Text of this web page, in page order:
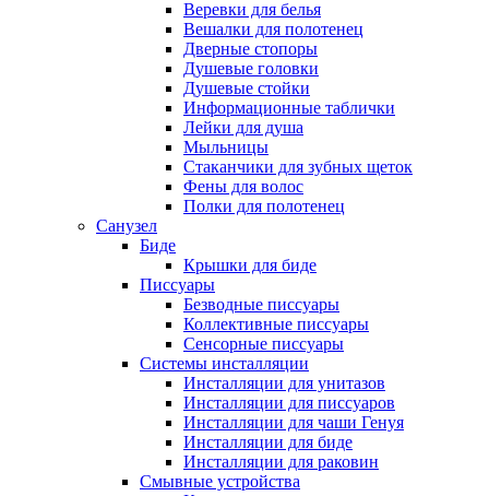
Веревки для белья
Вешалки для полотенец
Дверные стопоры
Душевые головки
Душевые стойки
Информационные таблички
Лейки для душа
Мыльницы
Стаканчики для зубных щеток
Фены для волос
Полки для полотенец
Санузел
Биде
Крышки для биде
Писсуары
Безводные писсуары
Коллективные писсуары
Сенсорные писсуары
Системы инсталляции
Инсталляции для унитазов
Инсталляции для писсуаров
Инсталляции для чаши Генуя
Инсталляции для биде
Инсталляции для раковин
Смывные устройства